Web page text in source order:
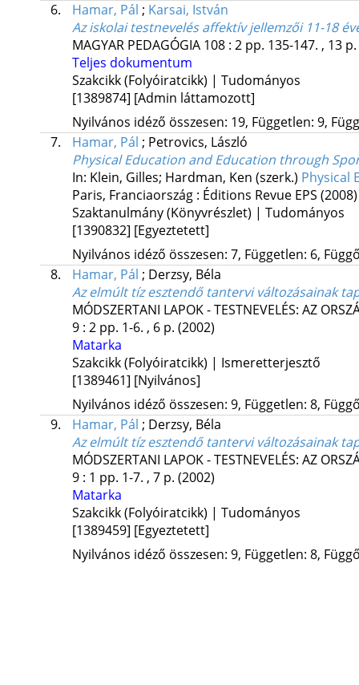
6.
Hamar, Pál ; Karsai, István
Az iskolai testnevelés affektív jellemzői 11-18
MAGYAR PEDAGÓGIA 108: 2 pp. 135-147. , 13 p.
Teljes dokumentum
Szakcikk (Folyóiratcikk) | Tudományos
[1389874] [Admin láttamozott]
Nyilvános idéző összesen: 19, Független: 9,
7.
Hamar, Pál ; Petrovics, László
Physical Education and Education through
In: Klein, Gilles; Hardman, Ken (szerk.) Physical
Paris, Franciaország : Éditions Revue EPS (2008)
Szaktanulmány (Könyvrészlet) | Tudományos
[1390832] [Egyeztetett]
Nyilvános idéző összesen: 7, Független: 6,
8.
Hamar, Pál ; Derzsy, Béla
Az elmúlt tíz esztendő tantervi változásainak
MÓDSZERTANI LAPOK - TESTNEVELÉS: AZ
9: 2 pp. 1-6. , 6 p. (2002)
Matarka
Szakcikk (Folyóiratcikk) | Ismeretterjesztő
[1389461] [Nyilvános]
Nyilvános idéző összesen: 9, Független: 8,
9.
Hamar, Pál ; Derzsy, Béla
Az elmúlt tíz esztendő tantervi változásainak
MÓDSZERTANI LAPOK - TESTNEVELÉS: AZ
9: 1 pp. 1-7. , 7 p. (2002)
Matarka
Szakcikk (Folyóiratcikk) | Tudományos
[1389459] [Egyeztetett]
Nyilvános idéző összesen: 9, Független: 8,